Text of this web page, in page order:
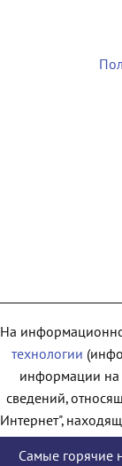
На
технологии
информации на
сведений,
Самые горячие